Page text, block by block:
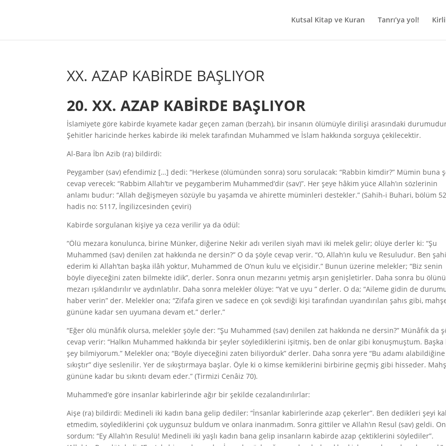
Kutsal Kitap ve Kuran Tanrı’ya yol!
XX. AZAP KABİRDE BAŞLIYOR
20. XX. AZAP KABİRDE BAŞLIYOR
İslamiyete göre kabirde kıyamete kadar geçen zaman (berzah), bir insanın ölümüyle dirilişi arasındaki
Şehitler haricinde herkes kabirde iki melek tarafından Muhammed ve İslam hakkında sorguya çekilecektir.
Al-Bara İbn Azib (ra) bildirdi:
Peygamber (sav) efendimiz […] dedi: “Herkese (ölümünden sonra) soru sorulacak: “Rabbin kimdir?” Mümin buna
cevap verecek: “Rabbim Allah’tır ve peygamberim Muhammed’dir (sav)”. Her şeye hâkim yüce Allah’ın sözlerinin
anlamı budur: “Allah değişmeyen sözüyle bu yaşamda ve ahirette müminleri destekler.” (Sahih-i Buhari, bölüm
hadis no: 5117, İngilizcesinden çeviri)
Kabirde sorgulanan kişiye ya ceza verilir ya da ödül:
“Ölü mezara konulunca, birine Münker, diğerine Nekir adı verilen siyah mavi iki melek gelir; ölüye derler ki: “Şu
Muhammed (sav) denilen zat hakkında ne dersin?” O da şöyle cevap verir. “O, Allah’ın kulu ve Resuludur. Ben
ederim ki Allah’tan başka ilâh yoktur, Muhammed de O’nun kulu ve elçisidir.” Bunun üzerine melekler; “Biz senin
böyle diyeceğini zaten bilmekte idik”, derler. Sonra onun mezarını yetmiş arşın genişletirler. Daha sonra bu
mezarı ışıklandırılır ve aydınlatılır. Daha sonra melekler ölüye: “Yat ve uyu ” derler. O da; “Aileme gidin de
haber verin” der. Melekler ona; “Zifafa giren ve sadece en çok sevdiği kişi tarafından uyandırılan şahıs gibi,
gününe kadar sen uyumana devam et.” derler.”
“Eğer ölü münâfık olursa, melekler şöyle der: “Şu Muhammed (sav) denilen zat hakkında ne dersin?” Münâfık da
cevap verir: “Halkın Muhammed hakkında bir şeyler söylediklerini işitmiş, ben de onlar gibi konuşmuştum.
şey bilmiyorum.” Melekler ona; “Böyle diyeceğini zaten biliyorduk” derler. Daha sonra yere “Bu adamı alabildiğine
sıkıştır” diye seslenilir. Yer de sıkıştırmaya başlar. Öyle ki o kimse kemiklerini birbirine geçmiş gibi hisseder.
gününe kadar bu sıkıntı devam eder.” (Tirmizi Cenâiz 70).
Muhammed’e göre insanlar kabirlerinde ağır bir şekilde cezalandırılırlar:
Aişe (ra) bildirdi: Medineli iki kadın bana gelip dediler: “İnsanlar kabirlerinde azap çekerler”. Ben dedikleri şeyi
etmedim, söylediklerini çok uygunsuz buldum ve onlara inanmadım. Sonra gittiler ve Allah’ın Resul (sav) geldi.
sordum: “Ey Allah’ın Resulü! Medineli iki yaşlı kadın bana gelip insanların kabirde azap çektiklerini söylediler”.